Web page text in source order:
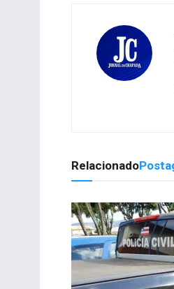
Relacionado